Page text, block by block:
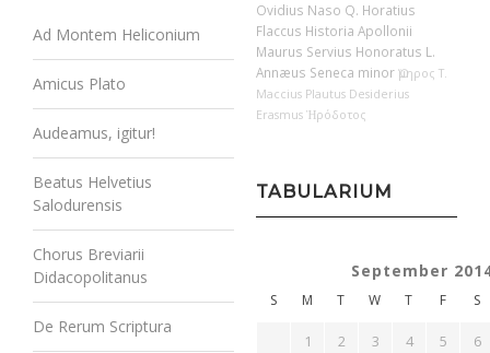
Ad Montem Heliconium
Amicus Plato
Audeamus, igitur!
Beatus Helvetius
Salodurensis
Chorus Breviarii
Didacopolitanus
De Rerum Scriptura
Ovidius Naso Q. Horatius
Flaccus Historia Apollonii
Maurus Servius Honoratus L.
Annæus Seneca minor Ὅμηρος T.
Maccius Plautus Desiderius
Erasmus Ἡρόδοτος
TABULARIUM
September
S M T W T F S
1 2 3 4 5
6